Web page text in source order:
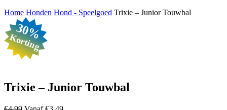
Home Honden Hond - Speelgoed Trixie – Junior Touwbal
30%
Korting
Trixie – Junior Touwbal
OorspronkelijkeHuidige